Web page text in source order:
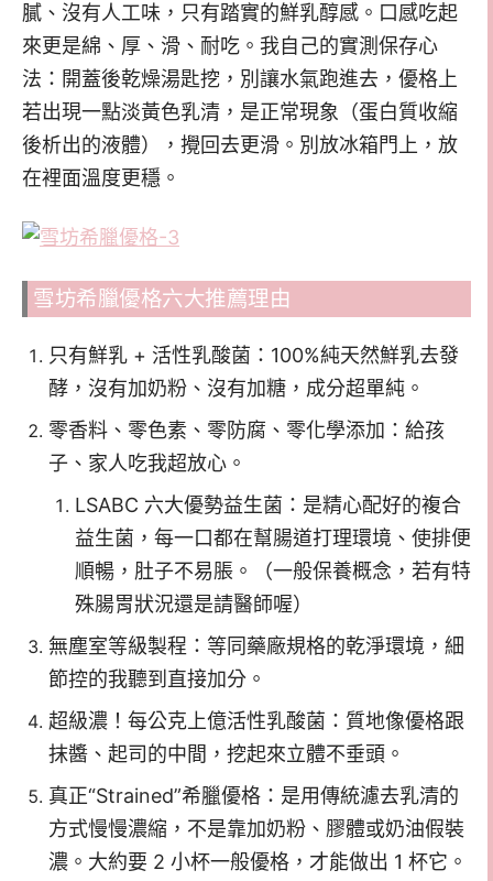
膩、沒有人工味，只有踏實的鮮乳醇感。口感吃起
來更是綿、厚、滑、耐吃。 我自己的實測保存心
法：開蓋後乾燥湯匙挖，別讓水氣跑進去，優格上
若出現一點淡黃色乳清，是正常現象（蛋白質收縮
後析出的液體），攪回去更滑。別放冰箱門上，放
在裡面溫度更穩。
雪坊希臘優格六大推薦理由
只有鮮乳 + 活性乳酸菌：100%純天然鮮乳去發
酵，沒有加奶粉、沒有加糖，成分超單純。
零香料、零色素、零防腐、零化學添加：給孩
子、家人吃我超放心。
LSABC 六大優勢益生菌：是精心配好的複合
益生菌，每一口都在幫腸道打理環境、使排便
順暢，肚子不易脹。（一般保養概念，若有特
殊腸胃狀況還是請醫師喔）
無塵室等級製程：等同藥廠規格的乾淨環境，細
節控的我聽到直接加分。
超級濃！每公克上億活性乳酸菌：質地像優格跟
抹醬、起司的中間，挖起來立體不垂頭。
真正“Strained”希臘優格：是用傳統濾去乳清的
方式慢慢濃縮，不是靠加奶粉、膠體或奶油假裝
濃。大約要 2 小杯一般優格，才能做出 1 杯它。